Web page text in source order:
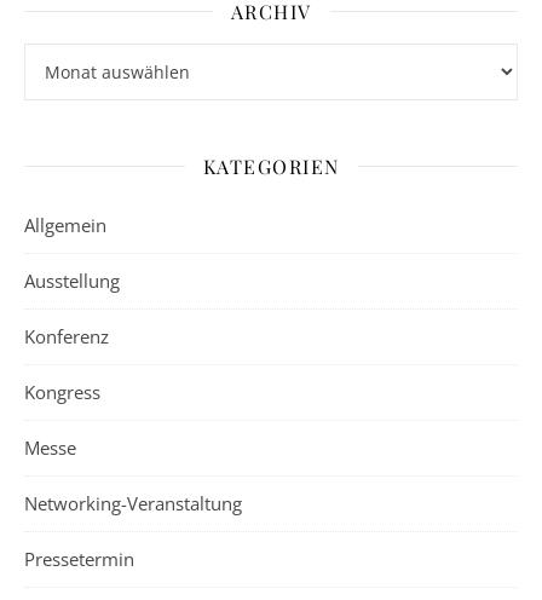
ARCHIV
KATEGORIEN
Allgemein
Ausstellung
Konferenz
Kongress
Messe
Networking-Veranstaltung
Pressetermin